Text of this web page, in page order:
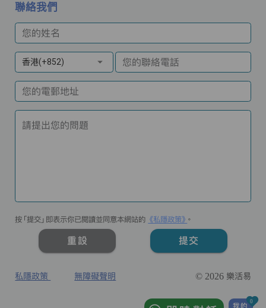
聯絡我們
您的姓名
香港(+852) 您的聯絡電話
您的電郵地址
請提出您的問題
按「提交」即表示你已閱讀並同意本網站的 《私隱政策》 。
重設 提交
私隱政策 無障礙聲明 © 2026 樂活易
我的
0